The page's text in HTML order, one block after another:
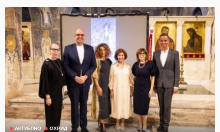
АКТУЕЛНО ОХРИД